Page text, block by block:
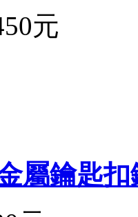
元
屬鑰匙扣